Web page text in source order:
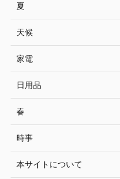
夏
天候
家電
日用品
春
時事
本サイトについて